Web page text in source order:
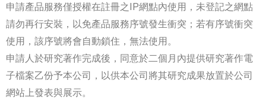
申請產品服務僅授權在註冊之IP網點內使用，未登記之網點
請勿再行安裝，以免產品服務序號發生衝突；若有序號衝突
使用，該序號將會自動鎖住，無法使用。
申請人於研究著作完成後，同意於二個月內提供研究著作電
子檔案乙份予本公司，以供本公司將其研究成果放置於公司
網站上發表與展示。